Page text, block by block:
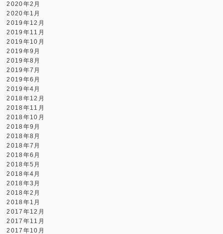
2020年2月
2020年1月
2019年12月
2019年11月
2019年10月
2019年9月
2019年8月
2019年7月
2019年6月
2019年4月
2018年12月
2018年11月
2018年10月
2018年9月
2018年8月
2018年7月
2018年6月
2018年5月
2018年4月
2018年3月
2018年2月
2018年1月
2017年12月
2017年11月
2017年10月